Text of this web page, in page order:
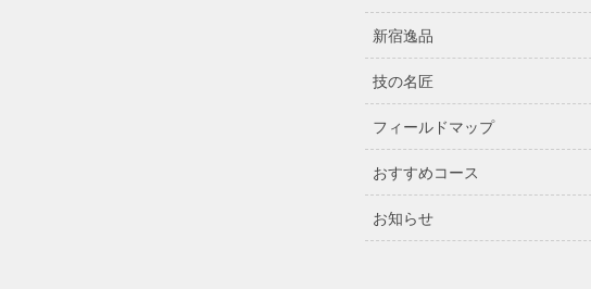
新宿逸品
技の名匠
フィールドマップ
おすすめコース
お知らせ